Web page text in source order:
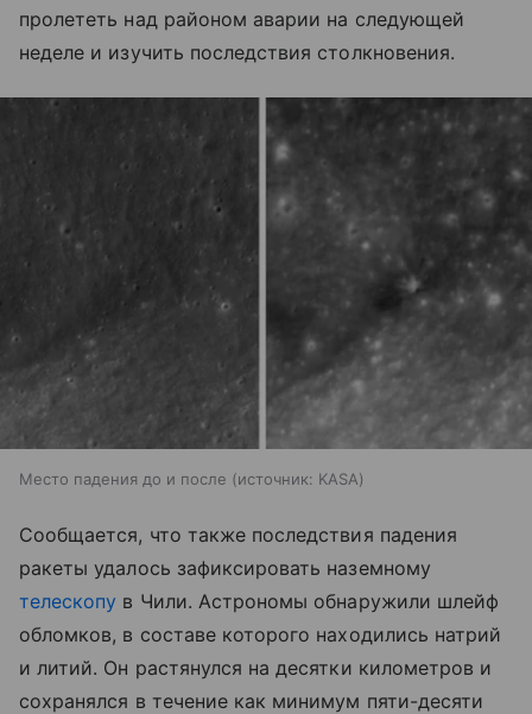
пролететь над районом аварии на следующей
неделе и изучить последствия столкновения.
Место падения до и после источник: KASA
Сообщается, что также последствия падения
ракеты удалось зафиксировать наземному
телескопу в Чили. Астрономы обнаружили шлейф
обломков, в составе которого находились натрий
и литий. Он растянулся на десятки километров и
сохранялся в течение как минимум пяти-десяти